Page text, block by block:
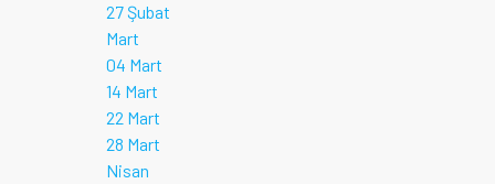
27 Şubat
Mart
04 Mart
14 Mart
22 Mart
28 Mart
Nisan